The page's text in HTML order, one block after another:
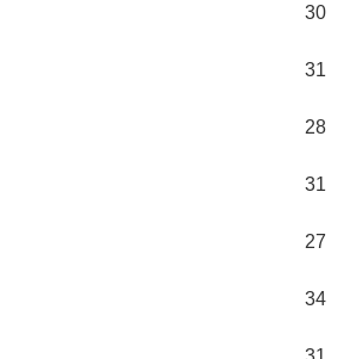
30
31
28
31
27
34